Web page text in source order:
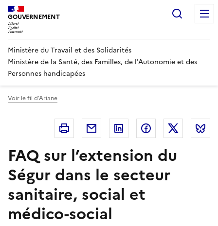
Panneau de gestion des cookies
GOUVERNEMENT
Ministère du Travail et des Solidarités
Ministère de la Santé, des Familles, de l'Autonomie et des
Personnes handicapées
Voir le fil d'Ariane
Imprimer Courriel Linkedin FacebookTwitter
FAQ sur l’extension du
Ségur dans le secteur
sanitaire, social et
médico-social